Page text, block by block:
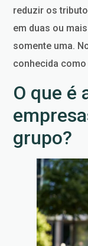
reduzir os
em duas ou
somente uma.
conhecida
O que é
grupo?